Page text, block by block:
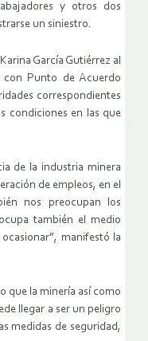
y otros dos
un siniestro.
García Gutiérrez al
con Punto de Acuerdo
correspondientes
condiciones en las que
de la industria minera
de empleos, en el
nos preocupan los
también el medio
manifestó la
que la minería así como
llegar a ser un peligro
medidas de seguridad,